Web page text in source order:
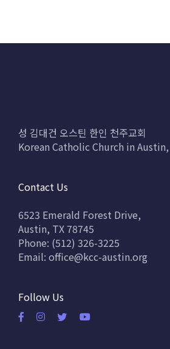
성 김대건 오스틴 한인 천주교회
Korean Catholic Church in Austin,
Contact Us
6523 Emerald Forest Drive,
Austin, TX 78745
Phone: (512) 326-3225
Email: office@kcc-austin.org
Follow Us